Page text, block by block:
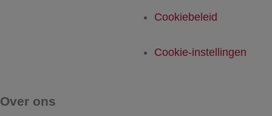
Cookiebeleid
Cookie-instellingen
Over ons